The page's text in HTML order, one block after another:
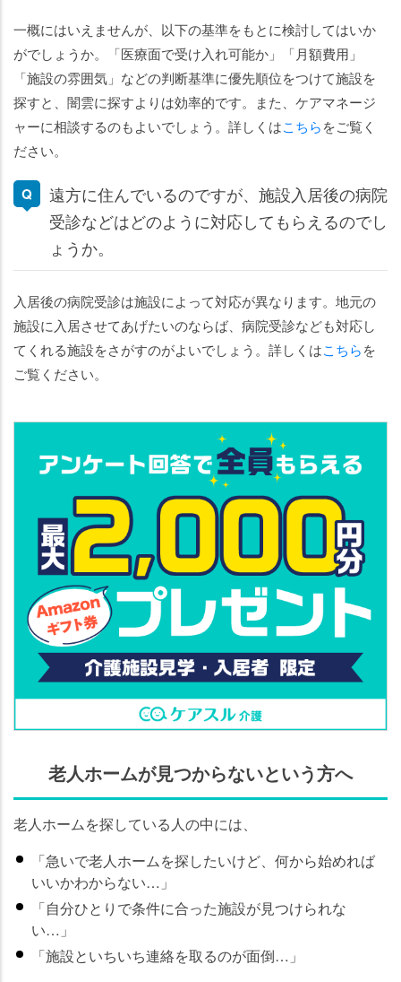
一概にはいえませんが、以下の基準をもとに検討してはいか
がでしょうか。「医療面で受け入れ可能か」「月額費用」
「施設の雰囲気」などの判断基準に優先順位をつけて施設を
探すと、闇雲に探すよりは効率的です。また、ケアマネージ
ャーに相談するのもよいでしょう。詳しくはこちらをご覧く
ださい。
遠方に住んでいるのですが、施設入居後の病院
受診などはどのように対応してもらえるのでし
ょうか。
入居後の病院受診は施設によって対応が異なります。地元の
施設に入居させてあげたいのならば、病院受診なども対応し
てくれる施設をさがすのがよいでしょう。詳しくはこちらを
ご覧ください。
老人ホームが見つからないという方へ
老人ホームを探している人の中には、
「急いで老人ホームを探したいけど、何から始めれば
いいかわからない…」
「自分ひとりで条件に合った施設が見つけられな
い…」
「施設といちいち連絡を取るのが面倒…」